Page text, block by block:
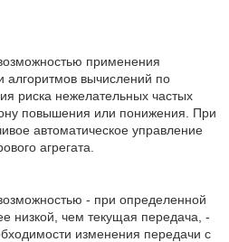
применения
алгоритмов вычислений по
риска нежелательных частых
повышения или понижения. При
автоматическое управление
агрегата.
- при определенной
низкой, чем текущая передача, -
изменения передачи с